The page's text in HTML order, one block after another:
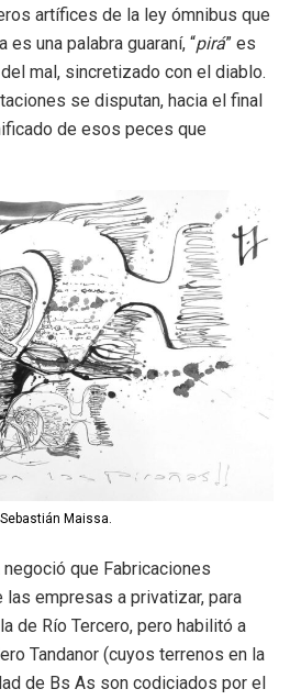
artífices de la ley ómnibus que
una palabra guaraní, “pirá” es
mal, sincretizado con el diablo.
se disputan, hacia el final
de esos peces que
Sebastián Maissa.
que Fabricaciones
empresas a privatizar, para
de Río Tercero, pero habilitó a
Tandanor (cuyos terrenos en la
de Bs As son codiciados por el